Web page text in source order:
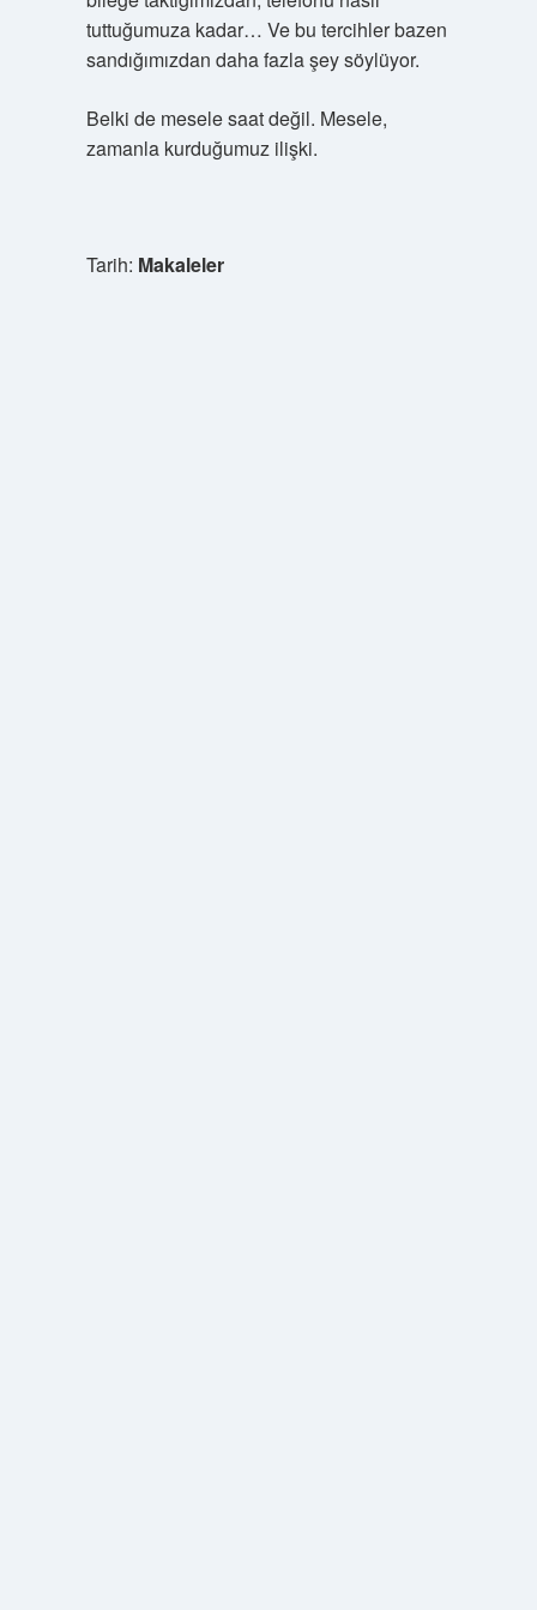
tuttuğumuza kadar… Ve bu tercihler bazen
sandığımızdan daha fazla şey söylüyor.
Belki de mesele saat değil. Mesele,
zamanla kurduğumuz ilişki.
Tarih: Makaleler